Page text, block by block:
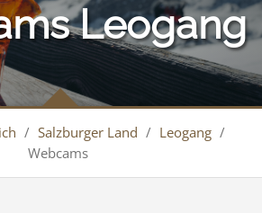
Leogang
/ Salzburger Land / Leogang /
Webcams